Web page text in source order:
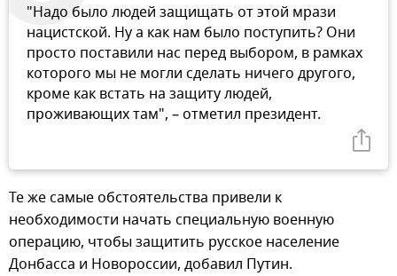
"Надо было людей защищать от этой мрази
нацистской. Ну а как нам было поступить? Они
просто поставили нас перед выбором, в рамках
которого мы не могли сделать ничего другого,
кроме как встать на защиту людей,
проживающих там", – отметил президент.
Те же самые обстоятельства привели к
необходимости начать специальную военную
операцию, чтобы защитить русское население
Донбасса и Новороссии, добавил Путин.